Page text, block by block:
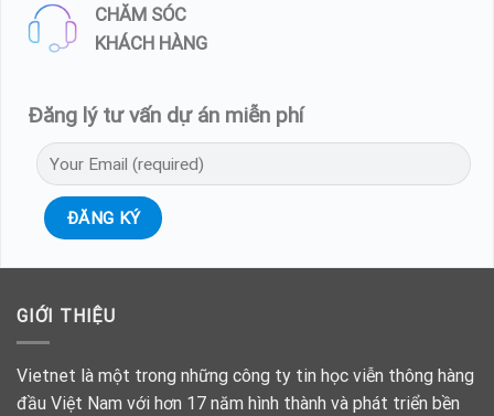
CHĂM SÓC
KHÁCH HÀNG
Đăng lý tư vấn dự án miễn phí
GIỚI THIỆU
Vietnet là một trong những công ty tin học viễn thông hàng
đầu Việt Nam với hơn 17 năm hình thành và phát triển bền